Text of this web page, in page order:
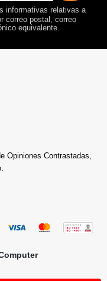
informativas relativas a
correo postal, correo
equivalente.
Opiniones Contrastadas,
.